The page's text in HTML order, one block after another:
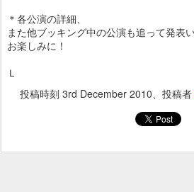
＊各公演の詳細、
また他ブッキング中の公演も追って発表い
お楽しみに！
Ｌ
投稿時刻 3rd December 2010、投稿者